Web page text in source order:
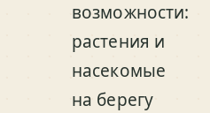
возможности:
растения и
насекомые
на берегу